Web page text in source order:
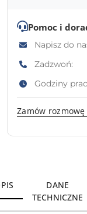
Pomoc i
Napisz do
Zadzwoń:
Godziny
Zamów
DANE
TECHNICZNE